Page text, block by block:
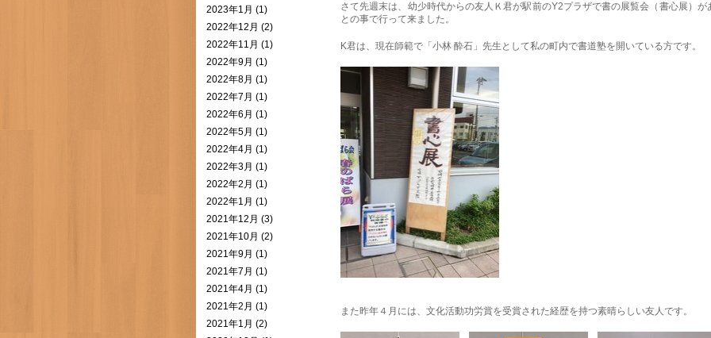
さて先週末は、幼少時代からの友人Ｋ君が駅前のY2プラザで書の展覧会（書心展）が
との事で行って来ました。
K君は、現在師範で「小林 酔石」先生として私の町内で書道塾を開いている方です。
また昨年４月には、文化活動功労賞を受賞された経歴を持つ素晴らしい友人です。
2023年1月 (1)
2022年12月 (2)
2022年11月 (1)
2022年9月 (1)
2022年8月 (1)
2022年7月 (1)
2022年6月 (1)
2022年5月 (1)
2022年4月 (1)
2022年3月 (1)
2022年2月 (1)
2022年1月 (1)
2021年12月 (3)
2021年10月 (2)
2021年9月 (1)
2021年7月 (1)
2021年4月 (1)
2021年2月 (1)
2021年1月 (2)